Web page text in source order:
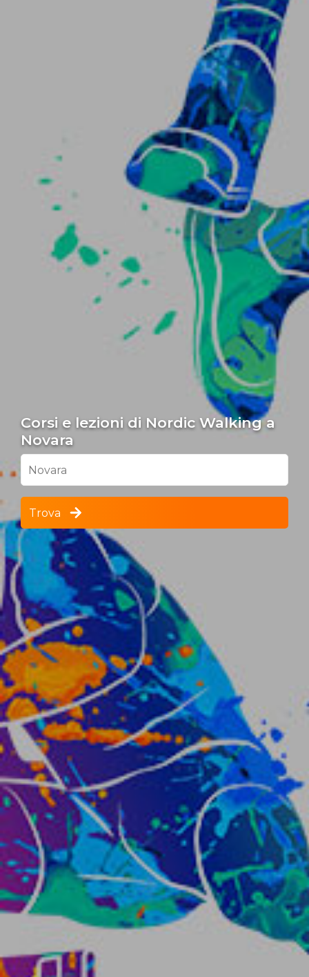
Corsi e lezioni di Nordic Walking a
Novara
Novara
Trova